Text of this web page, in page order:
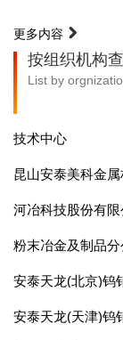
更多内容
按组织机构
List by
技术中心
昆山安泰美科金
河冶科技股份有限
粉末冶金及制品分
安泰天龙(北京)钨
安泰天龙(天津)钨